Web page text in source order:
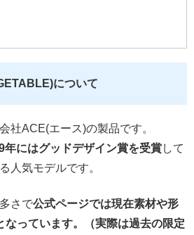
について
社ACE(エース)の製品です。
にはグッドデザイン賞を受賞して
人気モデルです。
さで公式ページでは現在素材や形
なっています。（実際は過去の限定